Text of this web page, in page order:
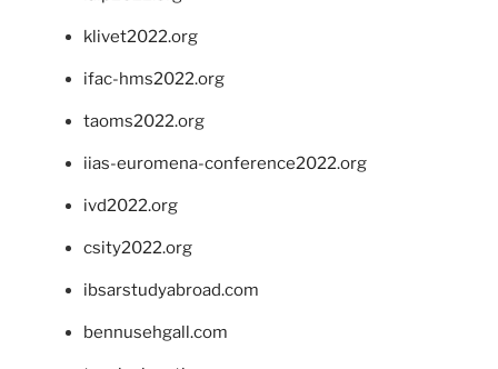
klivet2022.org
ifac-hms2022.org
taoms2022.org
iias-euromena-conference2022.org
ivd2022.org
csity2022.org
ibsarstudyabroad.com
bennusehgall.com